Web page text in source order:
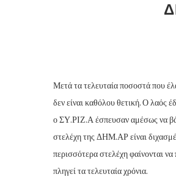
Μετά τα τελευταία ποσοστά που
δεν είναι καθόλου θετική. Ο λαός
ο ΣΥ.ΡΙΖ.Α έσπευσαν αμέσως να
στελέχη της ΔΗΜ.ΑΡ είναι
περισσότερα στελέχη φαίνονται
πληγεί τα τελευταία χρόνια.